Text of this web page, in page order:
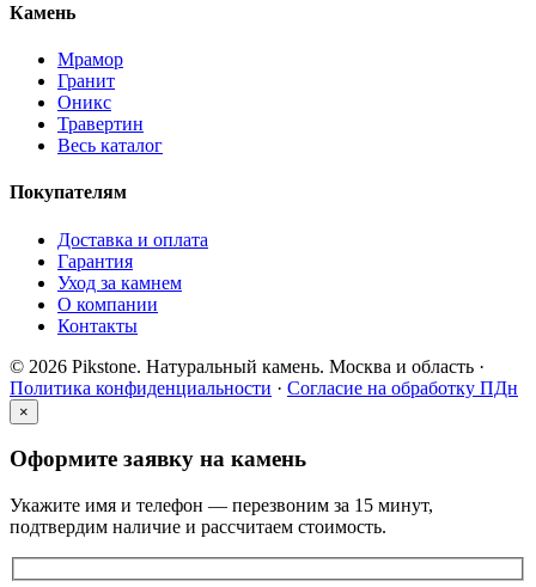
Камень
Мрамор
Гранит
Оникс
Травертин
Весь каталог
Покупателям
Доставка и оплата
Гарантия
Уход за камнем
О компании
Контакты
© 2026 Pikstone. Натуральный камень. Москва и область ·
Политика конфиденциальности · Согласие на обработку ПДн
×
Оформите заявку на камень
Укажите имя и телефон — перезвоним за 15 минут,
подтвердим наличие и рассчитаем стоимость.